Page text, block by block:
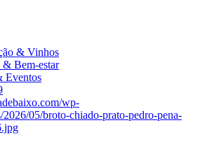
& Vinhos
Bem-estar
Eventos
wp-
2026/05/broto-chiado-prato-pedro-pena-